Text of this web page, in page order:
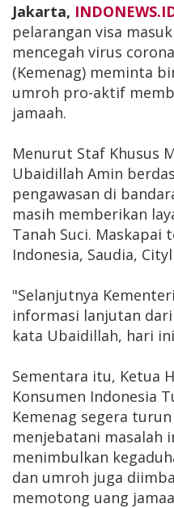
Jakarta,
pelarangan visa
mencegah virus
(Kemenag) meminta
umroh pro-aktif
jamaah.
Menurut Staf Khusus
Ubaidillah Amin
pengawasan di
masih memberikan
Tanah Suci. Maskapai
Indonesia, Saudia,
"Selanjutnya
informasi lanjutan
kata Ubaidillah, hari
Sementara itu, Ketua
Konsumen Indonesia
Kemenag segera
menjebatani masalah
menimbulkan
dan umroh juga
memotong uang